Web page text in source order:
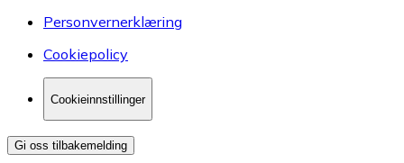
Personvernerklæring
Cookiepolicy
Cookieinnstillinger
Gi oss tilbakemelding